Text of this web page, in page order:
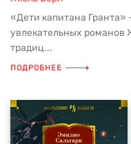
«Дети капитана
увлекательных
традиц...
ПОДРОБНЕЕ